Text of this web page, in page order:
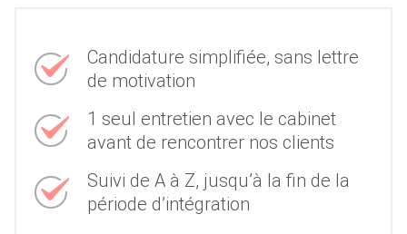
Candidature simplifiée, sans lettre
de motivation
1 seul entretien avec le cabinet
avant de rencontrer nos clients
Suivi de A à Z, jusqu’à la fin de la
période d’intégration